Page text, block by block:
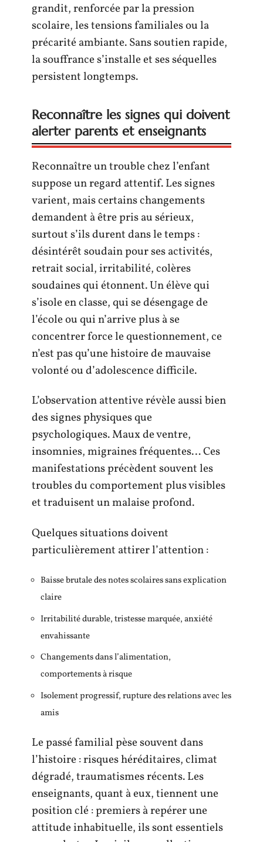
grandit, renforcée par la pression
scolaire, les tensions familiales ou la
précarité ambiante. Sans soutien rapide,
la souffrance s’installe et ses séquelles
persistent longtemps.
Reconnaître les signes qui doivent
alerter parents et enseignants
Reconnaître un trouble chez l’enfant
suppose un regard attentif. Les signes
varient, mais certains changements
demandent à être pris au sérieux,
surtout s’ils durent dans le temps :
désintérêt soudain pour ses activités,
retrait social, irritabilité, colères
soudaines qui étonnent. Un élève qui
s’isole en classe, qui se désengage de
l’école ou qui n’arrive plus à se
concentrer force le questionnement, ce
n’est pas qu’une histoire de mauvaise
volonté ou d’adolescence difficile.
L’observation attentive révèle aussi bien
des signes physiques que
psychologiques. Maux de ventre,
insomnies, migraines fréquentes… Ces
manifestations précèdent souvent les
troubles du comportement plus visibles
et traduisent un malaise profond.
Quelques situations doivent
particulièrement attirer l’attention :
Baisse brutale des notes scolaires sans explication
claire
Irritabilité durable, tristesse marquée, anxiété
envahissante
Changements dans l’alimentation,
comportements à risque
Isolement progressif, rupture des relations avec les
amis
Le passé familial pèse souvent dans
l’histoire : risques héréditaires, climat
dégradé, traumatismes récents. Les
enseignants, quant à eux, tiennent une
position clé : premiers à repérer une
attitude inhabituelle, ils sont essentiels